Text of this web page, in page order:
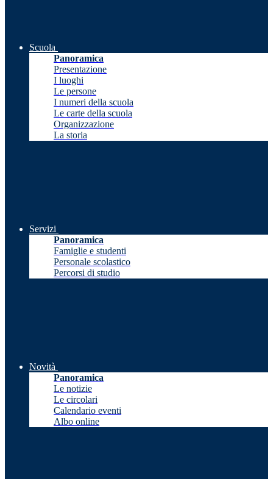
Scuola
Panoramica
Presentazione
I luoghi
Le persone
I numeri della scuola
Le carte della scuola
Organizzazione
La storia
Servizi
Panoramica
Famiglie e studenti
Personale scolastico
Percorsi di studio
Novità
Panoramica
Le notizie
Le circolari
Calendario eventi
Albo online